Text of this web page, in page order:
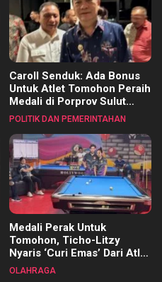
Caroll Senduk: Ada Bonus
Untuk Atlet Tomohon Peraih
Medali di Porprov Sulut
2025
POLITIK DAN PEMERINTAHAN
Medali Perak Untuk
Tomohon, Ticho-Litzy
Nyaris ‘Curi Emas’ Dari Atlet
Biliar PON di Porprov Sulut
OLAHRAGA